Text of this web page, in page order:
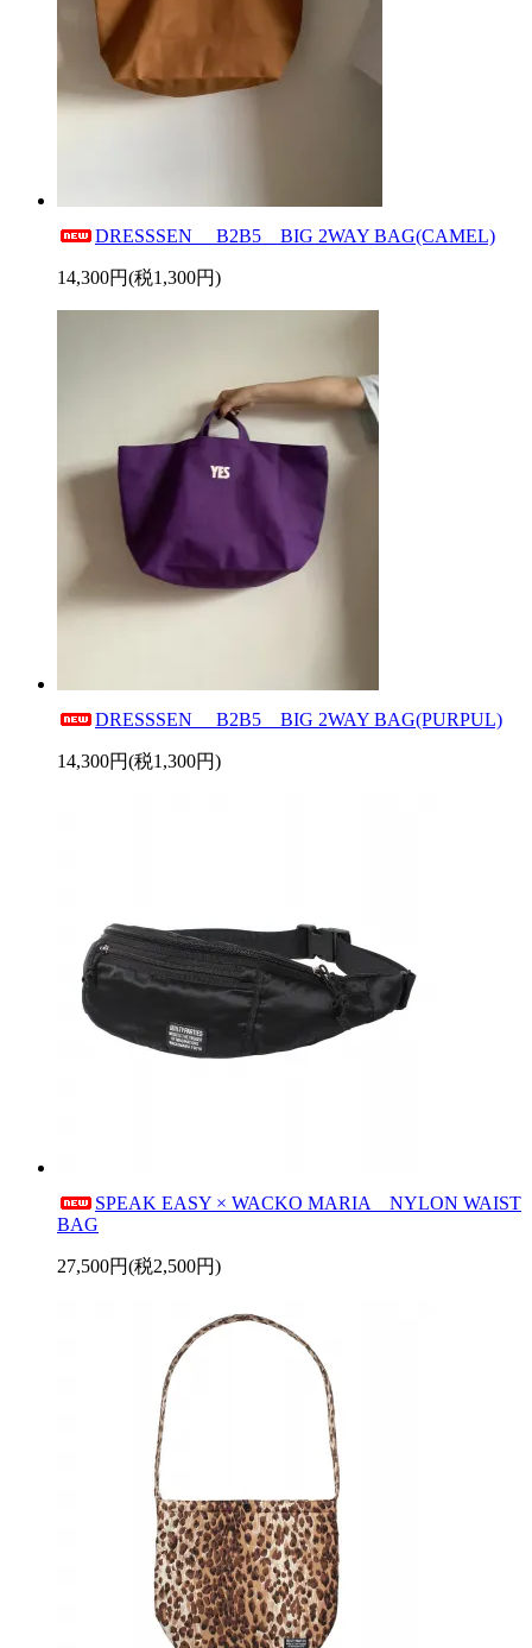
DRESSSEN B2B5 BIG 2WAY BAG(CAMEL)
14,300円(税1,300円)
DRESSSEN B2B5 BIG 2WAY BAG(PURPUL)
14,300円(税1,300円)
SPEAK EASY × WACKO MARIA NYLON WAIST
BAG
27,500円(税2,500円)